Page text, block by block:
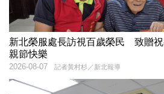
新北榮服處長訪視百歲榮民 致贈
親節快樂
記者黃村杉／新北報導
2026-08-07